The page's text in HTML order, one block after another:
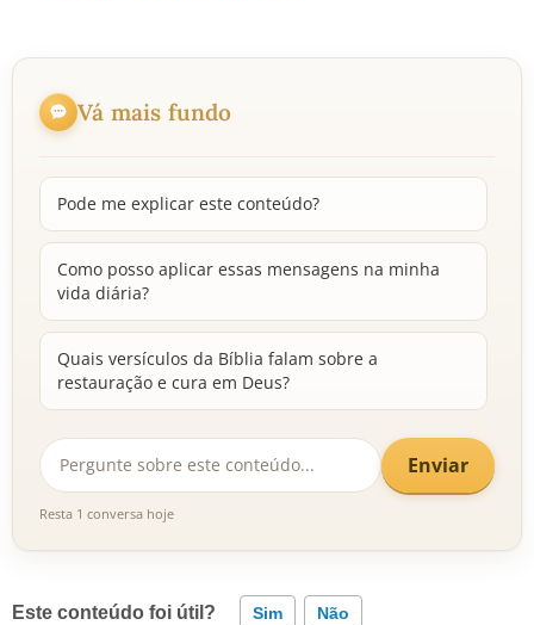
Vá mais fundo
Pode me explicar este conteúdo?
Como posso aplicar essas mensagens na minha
vida diária?
Quais versículos da Bíblia falam sobre a
restauração e cura em Deus?
Enviar
Resta 1 conversa hoje
Este conteúdo foi útil? Sim Não